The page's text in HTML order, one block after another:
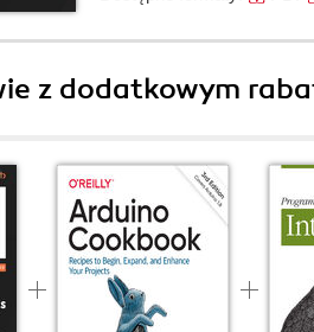
z dodatkowym